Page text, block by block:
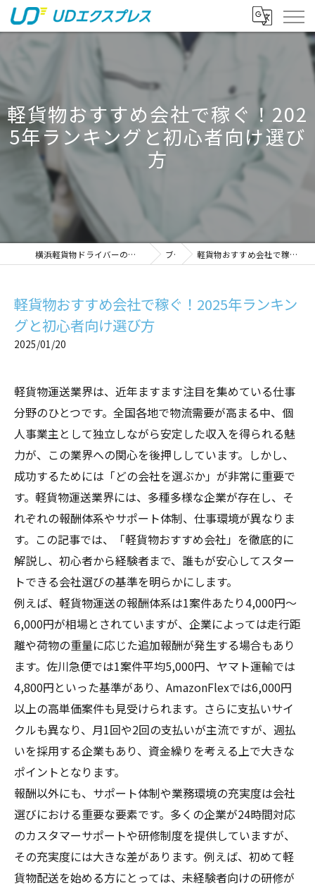
軽貨物おすすめ会社で稼ぐ！202
5年ランキングと初心者向け選び
方
横浜軽貨物ドライバーの求人｜稼げる運送は株式会社UDエクスプレス ブログ 軽貨物おすすめ会社で稼ぐ！2025年ランキングと初心者向け選び方
軽貨物おすすめ会社で稼ぐ！2025年ランキン
グと初心者向け選び方
2025/01/20
軽貨物運送業界は、近年ますます注目を集めている仕事
分野のひとつです。全国各地で物流需要が高まる中、個
人事業主として独立しながら安定した収入を得られる魅
力が、この業界への関心を後押ししています。しかし、
成功するためには「どの会社を選ぶか」が非常に重要で
す。軽貨物運送業界には、多種多様な企業が存在し、そ
れぞれの報酬体系やサポート体制、仕事環境が異なりま
す。この記事では、「軽貨物おすすめ会社」を徹底的に
解説し、初心者から経験者まで、誰もが安心してスター
トできる会社選びの基準を明らかにします。
例えば、軽貨物運送の報酬体系は1案件あたり4,000円～
6,000円が相場とされていますが、企業によっては走行距
離や荷物の重量に応じた追加報酬が発生する場合もあり
ます。佐川急便では1案件平均5,000円、ヤマト運輸では
4,800円といった基準があり、AmazonFlexでは6,000円
以上の高単価案件も見受けられます。さらに支払いサイ
クルも異なり、月1回や2回の支払いが主流ですが、週払
いを採用する企業もあり、資金繰りを考える上で大きな
ポイントとなります。
報酬以外にも、サポート体制や業務環境の充実度は会社
選びにおける重要な要素です。多くの企業が24時間対応
のカスタマーサポートや研修制度を提供していますが、
その充実度には大きな差があります。例えば、初めて軽
貨物配送を始める方にとっては、未経験者向けの研修が